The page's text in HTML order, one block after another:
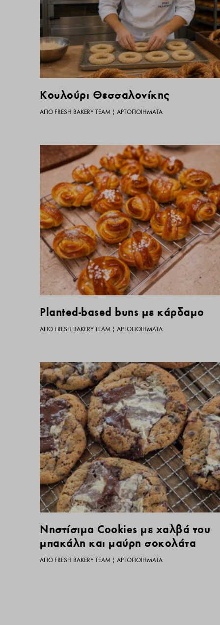
Κουλούρι Θεσσαλονίκης
ΑΠΌ FRESH BAKERY TEAM | ΑΡΤΟΠΟΙΉΜΑΤΑ
Planted-based buns με κάρδαμο
ΑΠΌ FRESH BAKERY TEAM | ΑΡΤΟΠΟΙΉΜΑΤΑ
Νηστίσιμα Cookies με χαλβά του
μπακάλη και μαύρη σοκολάτα
ΑΠΌ FRESH BAKERY TEAM | ΑΡΤΟΠΟΙΉΜΑΤΑ